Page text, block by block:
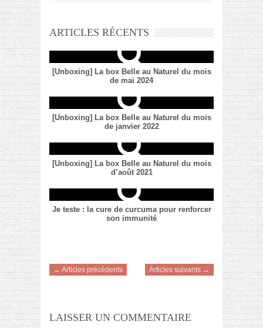
ARTICLES RÉCENTS
[Unboxing] La box Belle au Naturel du mois
de mai 2024
[Unboxing] La box Belle au Naturel du mois
de janvier 2022
[Unboxing] La box Belle au Naturel du mois
d’août 2021
Je teste : la cure de curcuma pour renforcer
son immunité
← Articles précédents Articles suivants →
LAISSER UN COMMENTAIRE